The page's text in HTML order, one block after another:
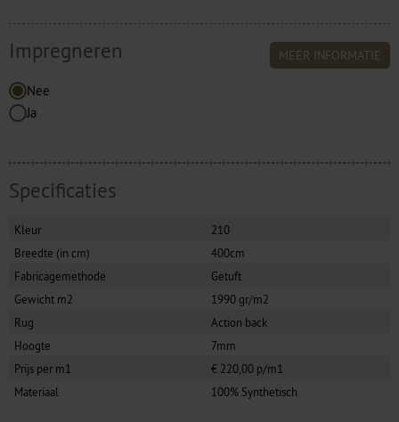
Impregneren MEER INFORMATIE
Nee
Ja
Specificaties
Kleur
210
Breedte (in cm)
400cm
Fabricagemethode
Getuft
Gewicht m2
1990 gr/m2
Rug
Action back
Hoogte
7mm
Prijs per m1
€ 220,00 p/m1
Materiaal
100% Synthetisch